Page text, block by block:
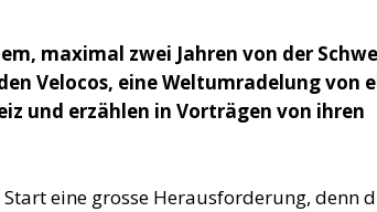
maximal zwei Jahren von der
Velocos, eine Weltumradelung von
und erzählen in Vorträgen von ihren
eine grosse Herausforderung, denn